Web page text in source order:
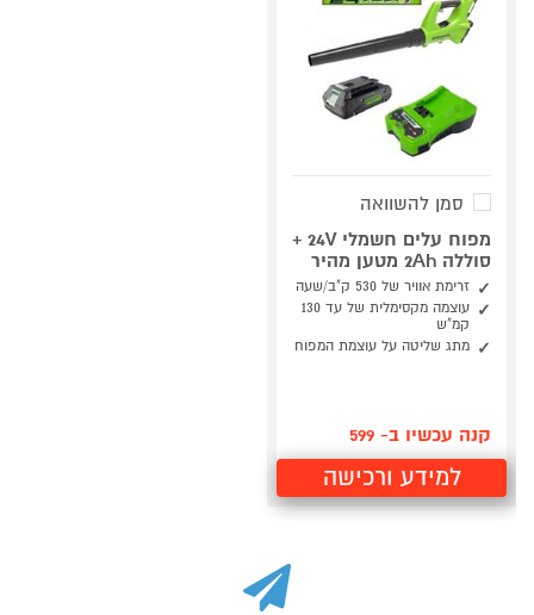
סמן להשוואה
מפוח עלים חשמלי 24V +
סוללה 2Ah מטען מהיר
זרימת אוויר של 530 ק"ב/שעה
עוצמה מקסימלית של עד 130
קמ"ש
מתג שליטה על עוצמת המפוח
קנה עכשיו ב- 599
למידע ורכישה